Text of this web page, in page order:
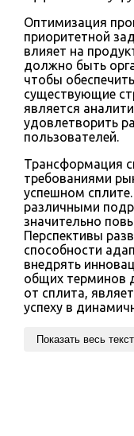
Оптимизация
приоритетной
влияет на
должно быть
чтобы
существующие
является
удовлетворить
пользователей.
Трансформация
требованиями
успешном
различными
значительно
Перспективы
способности
внедрять
общих терминов
от сплита,
успеху в
Показать весь текст